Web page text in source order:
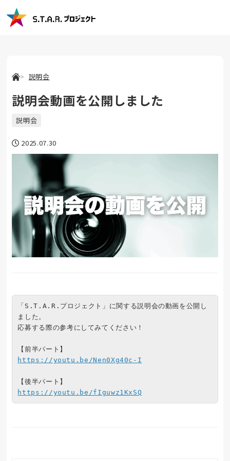
説明会
説明会動画を公開しました
説明会
2025.07.30
「S.T.A.R.プロジェクト」に関する説明会の動画を公開し
ました。
応募する際の参考にしてみてください！
【前半パート】
https://youtu.be/Nen0Xg40c-I
【後半パート】
https://youtu.be/fIguwz1KxSQ